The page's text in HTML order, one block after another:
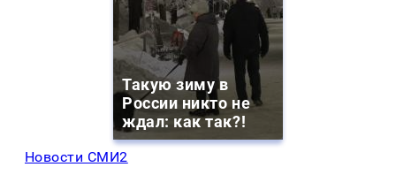
Такую зиму в
России никто не
ждал: как так?!
Новости СМИ2